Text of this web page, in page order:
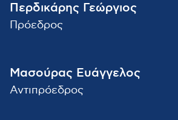
Περδικάρης Γεώργιος
Πρόεδρος
Μασούρας Ευάγγελος
Αντιπρόεδρος